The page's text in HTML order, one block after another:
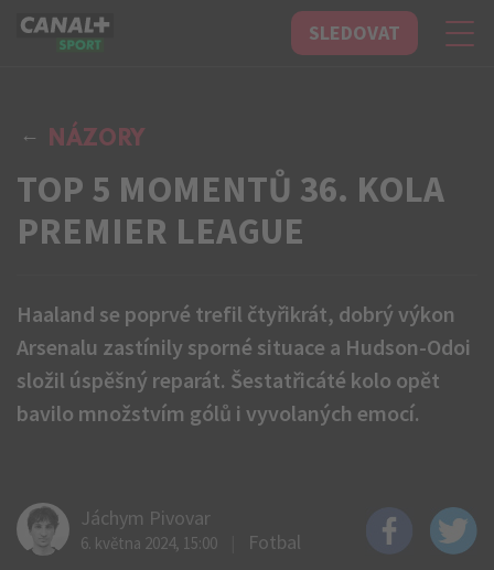
CANAL+ Sport SLEDOVAT
NÁZORY
TOP 5 MOMENTŮ 36. KOLA
PREMIER LEAGUE
Haaland se poprvé trefil čtyřikrát, dobrý výkon
Arsenalu zastínily sporné situace a Hudson-Odoi
složil úspěšný reparát. Šestatřicáté kolo opět
bavilo množstvím gólů i vyvolaných emocí.
Jáchym Pivovar
6. května 2024, 15:00 Fotbal